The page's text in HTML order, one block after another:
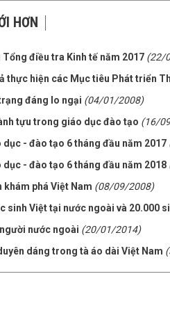
HƠN
điều tra Kinh tế năm 2017 (22/
thực hiện các Mục tiêu Phát triển
đáng lo ngại (04/01/2008)
tựu trong giáo dục đào tạo (16/
dục - đào tạo 6 tháng đầu năm 2017
dục - đào tạo 6 tháng đầu năm 2018
khám phá Việt Nam (08/09/2008)
sinh Việt tại nước ngoài và 20.000
nước ngoài (20/01/2014)
dáng trong tà áo dài Việt Nam